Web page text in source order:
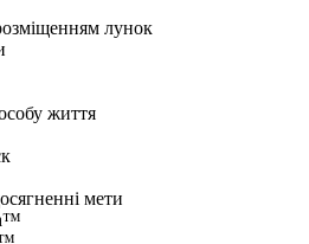
лунок
життя
мети